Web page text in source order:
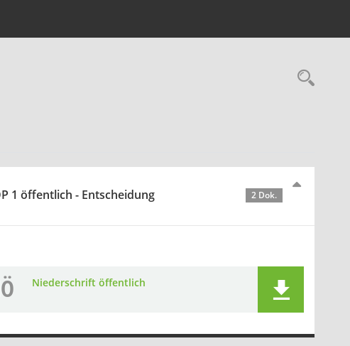
1 öffentlich - Entscheidung 2 Dok.
Niederschrift öffentlich